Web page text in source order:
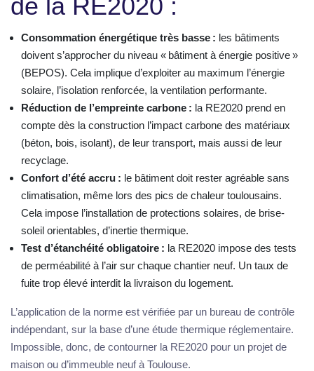
de la RE2020 :
Consommation énergétique très basse : les bâtiments
doivent s’approcher du niveau « bâtiment à énergie positive »
(BEPOS). Cela implique d’exploiter au maximum l’énergie
solaire, l’isolation renforcée, la ventilation performante.
Réduction de l’empreinte carbone : la RE2020 prend en
compte dès la construction l’impact carbone des matériaux
(béton, bois, isolant), de leur transport, mais aussi de leur
recyclage.
Confort d’été accru : le bâtiment doit rester agréable sans
climatisation, même lors des pics de chaleur toulousains.
Cela impose l’installation de protections solaires, de brise-
soleil orientables, d’inertie thermique.
Test d’étanchéité obligatoire : la RE2020 impose des tests
de perméabilité à l’air sur chaque chantier neuf. Un taux de
fuite trop élevé interdit la livraison du logement.
L’application de la norme est vérifiée par un bureau de contrôle
indépendant, sur la base d’une étude thermique réglementaire.
Impossible, donc, de contourner la RE2020 pour un projet de
maison ou d’immeuble neuf à Toulouse.